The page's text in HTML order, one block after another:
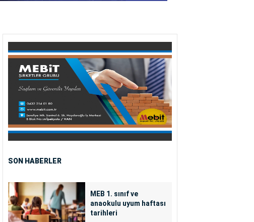
SON HABERLER
MEB 1. sınıf ve
anaokulu uyum haftası
tarihleri